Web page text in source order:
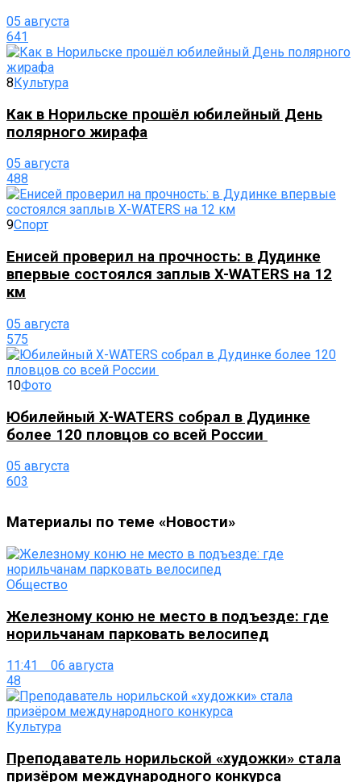
05 августа
641
8Культура
Как в Норильске прошёл юбилейный День
полярного жирафа
05 августа
488
9Спорт
Енисей проверил на прочность: в Дудинке
впервые состоялся заплыв X-WATERS на 12
км
05 августа
575
10Фото
Юбилейный X-WATERS собрал в Дудинке
более 120 пловцов со всей России
05 августа
603
Материалы по теме «Новости»
Общество
Железному коню не место в подъезде: где
норильчанам парковать велосипед
11:41 06 августа
48
Культура
Преподаватель норильской «художки» стала
призёром международного конкурса